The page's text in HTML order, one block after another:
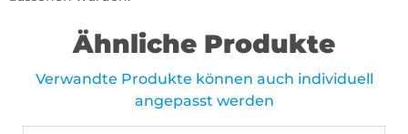
Ähnliche Produkte
Verwandte Produkte können auch individuell
angepasst werden